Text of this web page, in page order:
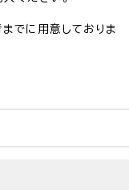
でに用意しておりま